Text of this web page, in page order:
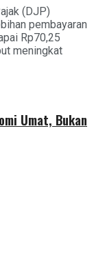
(DJP)
pembayaran
Rp70,25
meningkat
Umat, Bukan